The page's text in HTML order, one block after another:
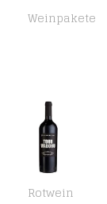
Weinpakete
Rotwein